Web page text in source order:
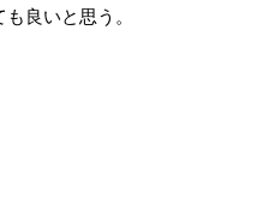
良いと思う。